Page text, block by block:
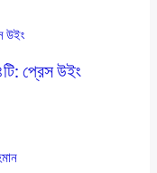
প্রেস উইং